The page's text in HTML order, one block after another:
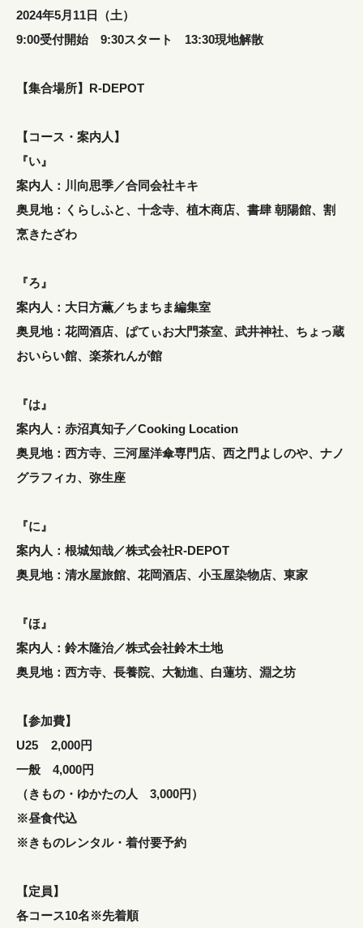
2024年5月11日（土）
9:00受付開始 9:30スタート 13:30現地解散
【集合場所】R-DEPOT
【コース・案内人】
『い』
案内人：川向思季／合同会社キキ
奥見地：くらしふと、十念寺、植木商店、書肆 朝陽館、割
烹きたざわ
『ろ』
案内人：大日方薫／ちまちま編集室
奥見地：花岡酒店、ぱてぃお大門茶室、武井神社、ちょっ蔵
おいらい館、楽茶れんが館
『は』
案内人：赤沼真知子／Cooking Location
奥見地：西方寺、三河屋洋傘専門店、西之門よしのや、ナノ
グラフィカ、弥生座
『に』
案内人：根城知哉／株式会社R-DEPOT
奥見地：清水屋旅館、花岡酒店、小玉屋染物店、東家
『ほ』
案内人：鈴木隆治／株式会社鈴木土地
奥見地：西方寺、長養院、大勧進、白蓮坊、淵之坊
【参加費】
U25 2,000円
一般 4,000円
（きもの・ゆかたの人 3,000円）
※昼食代込
※きものレンタル・着付要予約
【定員】
各コース10名※先着順